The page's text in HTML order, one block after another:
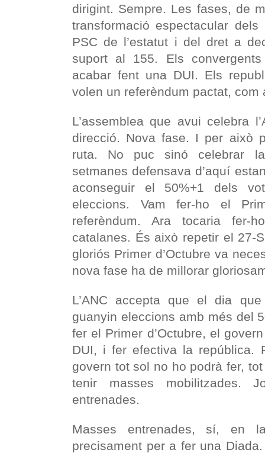
dirigint. Sempre. Les fases, de
transformació espectacular
PSC de l’estatut i del dret a
suport al 155. Els
acabar fent una DUI. Els
volen un referèndum pactat, com
L’assemblea que avui celebra
direcció. Nova fase. I per això
ruta. No puc sinó celebrar
setmanes defensava d’aquí
aconseguir el 50%+1 dels
eleccions. Vam fer-ho el
referèndum. Ara tocaria fer-
catalanes. És això repetir el 27-
gloriós Primer d’Octubre va
nova fase ha de millorar
L’ANC accepta que el dia
guanyin eleccions amb més del
fer el Primer d’Octubre, el
DUI, i fer efectiva la república.
govern tot sol no ho podrà fer,
tenir masses mobilitzades.
entrenades.
Masses entrenades, sí, en
precisament per a fer una